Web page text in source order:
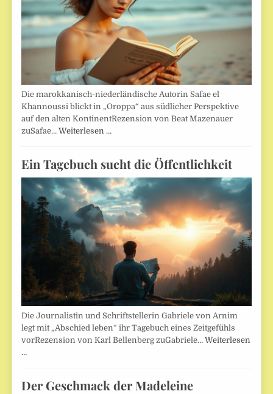
Die marokkanisch-niederländische Autorin Safae el
Khannoussi blickt in „Oroppa“ aus südlicher Perspektive
auf den alten KontinentRezension von Beat Mazenauer
zuSafae…Weiterlesen …
Ein Tagebuch sucht die Öffentlichkeit
Die Journalistin und Schriftstellerin Gabriele von Arnim
legt mit „Abschied leben“ ihr Tagebuch eines Zeitgefühls
vorRezension von Karl Bellenberg zuGabriele…Weiterlesen
…
Der Geschmack der Madeleine